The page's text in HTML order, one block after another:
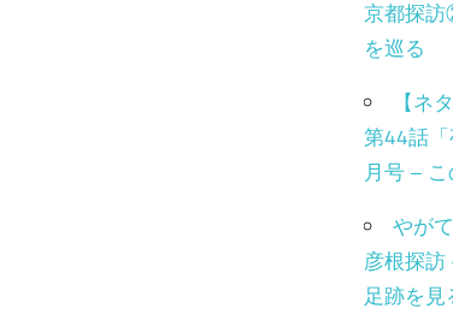
京都探
を巡る
【ネ
第44話
月号 – こ
やが
彦根探
足跡を見